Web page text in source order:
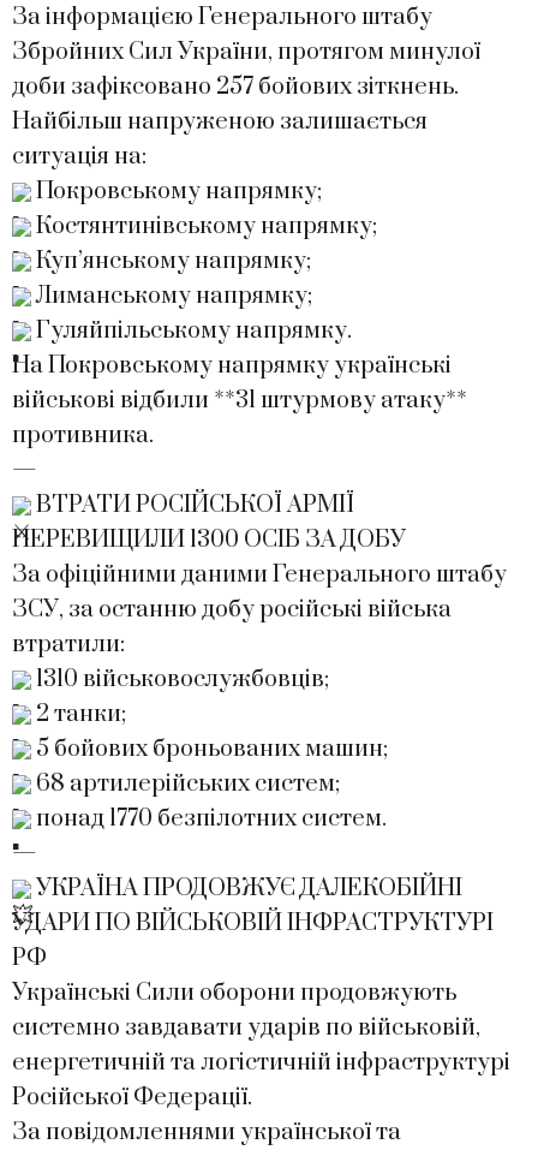
За інформацією Генерального штабу
Збройних Сил України, протягом минулої
доби зафіксовано 257 бойових зіткнень.
Найбільш напруженою залишається
ситуація на:
Покровському напрямку;
Костянтинівському напрямку;
Куп’янському напрямку;
Лиманському напрямку;
Гуляйпільському напрямку.
На Покровському напрямку українські
військові відбили **31 штурмову атаку**
противника.
—
ВТРАТИ РОСІЙСЬКОЇ АРМІЇ
ПЕРЕВИЩИЛИ 1300 ОСІБ ЗА ДОБУ
За офіційними даними Генерального штабу
ЗСУ, за останню добу російські війська
втратили:
1310 військовослужбовців;
2 танки;
5 бойових броньованих машин;
68 артилерійських систем;
понад 1770 безпілотних систем.
—
УКРАЇНА ПРОДОВЖУЄ ДАЛЕКОБІЙНІ
УДАРИ ПО ВІЙСЬКОВІЙ ІНФРАСТРУКТУРІ
РФ
Українські Сили оборони продовжують
системно завдавати ударів по військовій,
енергетичній та логістичній інфраструктурі
Російської Федерації.
За повідомленнями української та